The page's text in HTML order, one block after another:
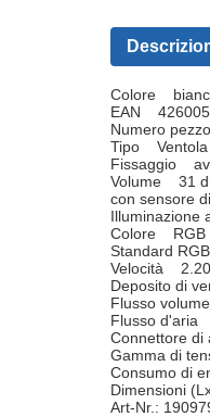
Colore
EAN
Numero
Tipo Ventola
Fissaggio
Volume 31
con sensore
Illuminazione
Colore RGB
Standard
Velocità
Deposito di
Flusso
Flusso d'aria
Connettore
Gamma di
Consumo di
Dimensioni
Art-Nr.: